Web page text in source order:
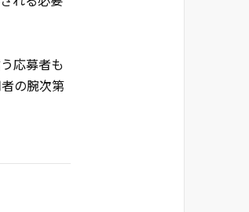
応募者も
の腕次第